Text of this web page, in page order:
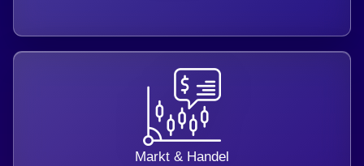
Markt & Handel